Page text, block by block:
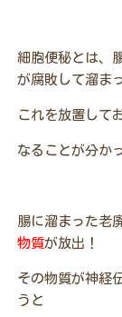
細胞便秘とは、
が腐敗して溜ま
これを放置して
なることが分か
腸に溜まった老
物質が放出！
その物質が神経
うと